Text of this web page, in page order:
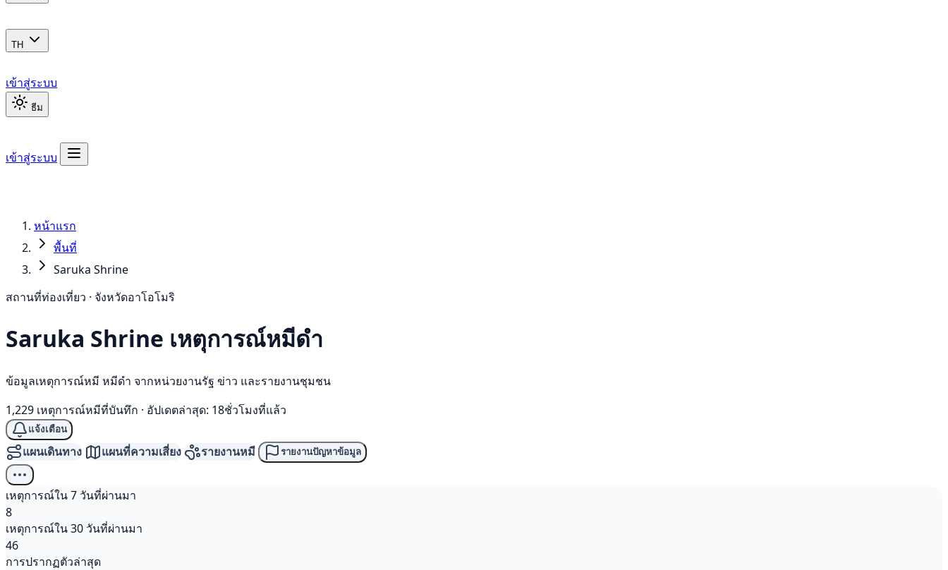
TH
เข้าสู่ระบบ
ธีม
เข้าสู่ระบบ
หน้าแรก
พื้นที่
Saruka Shrine
สถานที่ท่องเที่ยว · จังหวัดอาโอโมริ
Saruka Shrine เหตุการณ์หมีดำ
ข้อมูลเหตุการณ์หมี หมีดำ จากหน่วยงานรัฐ ข่าว และรายงานชุมชน
1,229 เหตุการณ์หมีที่บันทึก · อัปเดตล่าสุด: 18ชั่วโมงที่แล้ว
แจ้งเตือน
แผนเดินทาง แผนที่ความเสี่ยง รายงานหมี รายงานปัญหาข้อมูล
เหตุการณ์ใน 7 วันที่ผ่านมา
8
เหตุการณ์ใน 30 วันที่ผ่านมา
46
การปรากฏตัวล่าสุด